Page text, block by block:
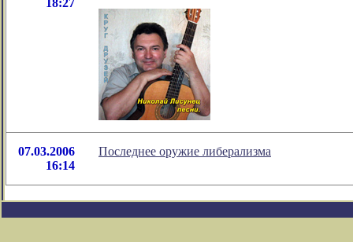
18:27
07.03.2006
16:14
Последнее оружие либерализма